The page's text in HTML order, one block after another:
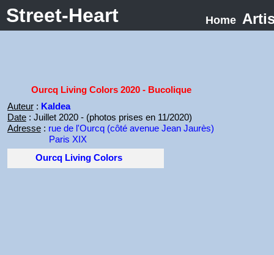
Street-Heart Home
Ourcq Living Colors 2020 - Bucolique
Auteur: Kaldea
Date: Juillet 2020 - (photos prises en 11/2020)
Adresse: rue de l'Ourcq (côté avenue Jean Jaurès)
Paris XIX
Ourcq Living Colors